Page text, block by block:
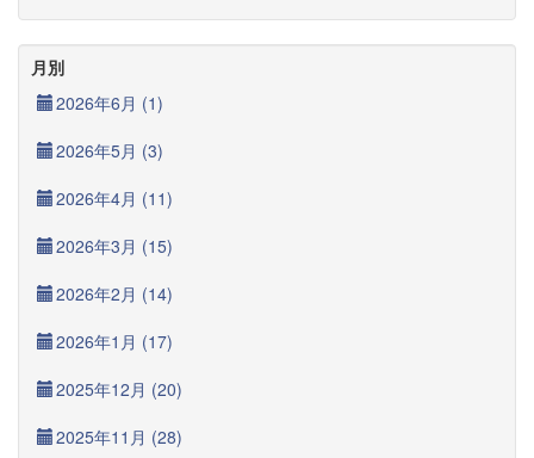
月別
2026年6月 (1)
2026年5月 (3)
2026年4月 (11)
2026年3月 (15)
2026年2月 (14)
2026年1月 (17)
2025年12月 (20)
2025年11月 (28)